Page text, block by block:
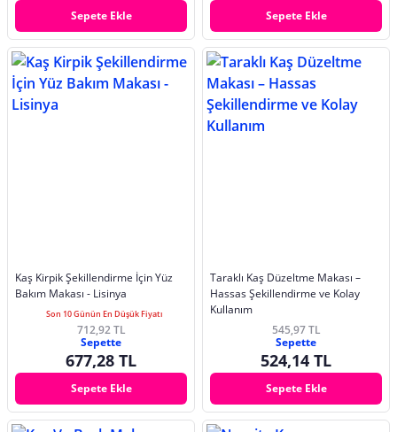
Sepete Ekle Sepete Ekle
Kaş Kirpik Şekillendirme İçin Yüz
Bakım Makası - Lisinya
Son 10 Günün En Düşük Fiyatı
712,92 TL
Sepette
677,28 TL
Sepete Ekle
Taraklı Kaş Düzeltme Makası –
Hassas Şekillendirme ve Kolay
Kullanım
545,97 TL
Sepette
524,14 TL
Sepete Ekle